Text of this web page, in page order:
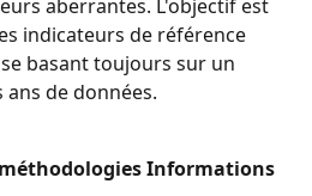
aberrantes. L'objectif est
indicateurs de référence
basant toujours sur un
de données.
Informations